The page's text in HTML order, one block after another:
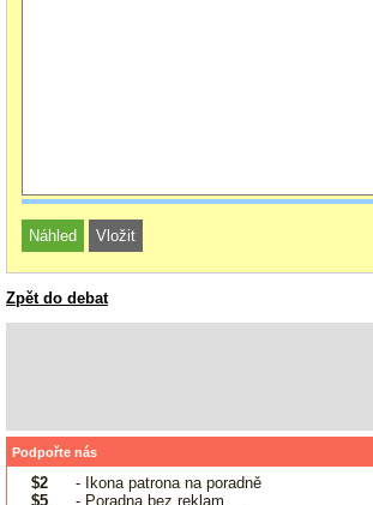
Zpět do debat
Podpořte nás
$2
- Ikona patrona na poradně
$5
- Poradna bez reklam